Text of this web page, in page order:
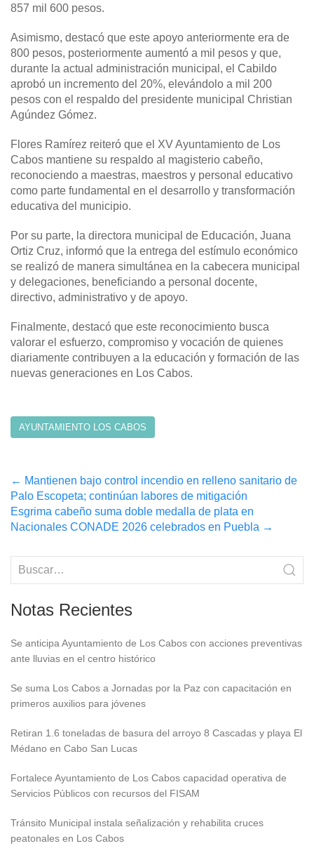
857 mil 600 pesos.
Asimismo, destacó que este apoyo anteriormente era de
800 pesos, posteriormente aumentó a mil pesos y que,
durante la actual administración municipal, el Cabildo
aprobó un incremento del 20%, elevándolo a mil 200
pesos con el respaldo del presidente municipal Christian
Agúndez Gómez.
Flores Ramírez reiteró que el XV Ayuntamiento de Los
Cabos mantiene su respaldo al magisterio cabeño,
reconociendo a maestras, maestros y personal educativo
como parte fundamental en el desarrollo y transformación
educativa del municipio.
Por su parte, la directora municipal de Educación, Juana
Ortiz Cruz, informó que la entrega del estímulo económico
se realizó de manera simultánea en la cabecera municipal
y delegaciones, beneficiando a personal docente,
directivo, administrativo y de apoyo.
Finalmente, destacó que este reconocimiento busca
valorar el esfuerzo, compromiso y vocación de quienes
diariamente contribuyen a la educación y formación de las
nuevas generaciones en Los Cabos.
AYUNTAMIENTO LOS CABOS
Post
navigation
← Mantienen bajo control incendio en relleno sanitario de
Palo Escopeta; continúan labores de mitigación
Esgrima cabeño suma doble medalla de plata en
Nacionales CONADE 2026 celebrados en Puebla →
Notas Recientes
Se anticipa Ayuntamiento de Los Cabos con acciones preventivas
ante lluvias en el centro histórico
Se suma Los Cabos a Jornadas por la Paz con capacitación en
primeros auxilios para jóvenes
Retiran 1.6 toneladas de basura del arroyo 8 Cascadas y playa El
Médano en Cabo San Lucas
Fortalece Ayuntamiento de Los Cabos capacidad operativa de
Servicios Públicos con recursos del FISAM
Tránsito Municipal instala señalización y rehabilita cruces
peatonales en Los Cabos